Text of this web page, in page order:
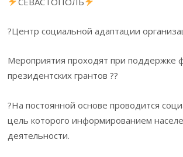
?Центр социальной адаптации
Мероприятия проходят при поддержке
президентских грантов ??
?На постоянной основе проводится
цель которого информированием
деятельности.